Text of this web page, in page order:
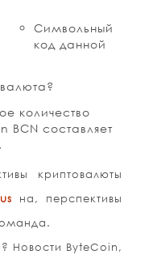
Символьный
код данной
количество
BCN составляет
криптовалюты
на, перспективы
Новости ByteCoin,